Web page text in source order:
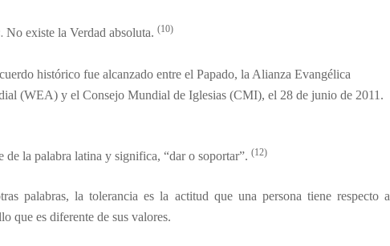
No existe la Verdad absoluta. (10)
histórico fue alcanzado entre el Papado, la Alianza Evangélica
(WEA) y el Consejo Mundial de Iglesias (CMI), el 28 de junio de 2011.
de la palabra latina y significa, “dar o soportar”. (12)
palabras, la tolerancia es la actitud que una persona tiene respecto a
que es diferente de sus valores.